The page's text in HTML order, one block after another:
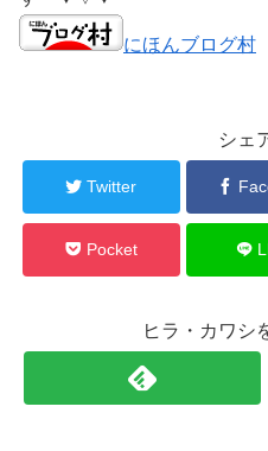
にほんブログ村
シェ
Twitter
Pocket
ヒラ・カワシ